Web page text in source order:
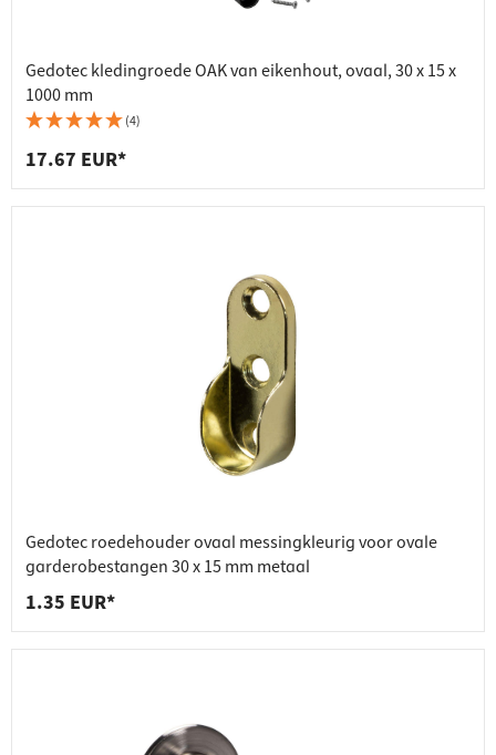
Gedotec kledingroede OAK van eikenhout, ovaal, 30 x 15 x
1000 mm
(4)
17.67 EUR*
Gedotec roedehouder ovaal messingkleurig voor ovale
garderobestangen 30 x 15 mm metaal
1.35 EUR*